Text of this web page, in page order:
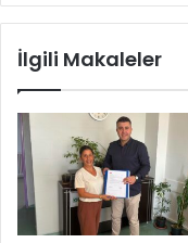
İlgili Makaleler